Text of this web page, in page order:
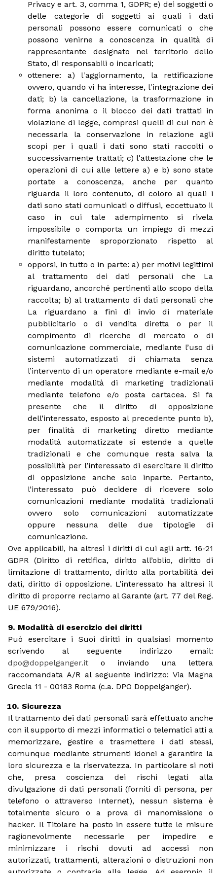
Privacy e art. 3, comma 1, GDPR; e) dei soggetti o
delle categorie di soggetti ai quali i dati
personali possono essere comunicati o che
possono venirne a conoscenza in qualità di
rappresentante designato nel territorio dello
Stato, di responsabili o incaricati;
ottenere: a) l'aggiornamento, la rettificazione
ovvero, quando vi ha interesse, l'integrazione dei
dati; b) la cancellazione, la trasformazione in
forma anonima o il blocco dei dati trattati in
violazione di legge, compresi quelli di cui non è
necessaria la conservazione in relazione agli
scopi per i quali i dati sono stati raccolti o
successivamente trattati; c) l'attestazione che le
operazioni di cui alle lettere a) e b) sono state
portate a conoscenza, anche per quanto
riguarda il loro contenuto, di coloro ai quali i
dati sono stati comunicati o diffusi, eccettuato il
caso in cui tale adempimento si rivela
impossibile o comporta un impiego di mezzi
manifestamente sproporzionato rispetto al
diritto tutelato;
opporsi, in tutto o in parte: a) per motivi legittimi
al trattamento dei dati personali che La
riguardano, ancorché pertinenti allo scopo della
raccolta; b) al trattamento di dati personali che
La riguardano a fini di invio di materiale
pubblicitario o di vendita diretta o per il
compimento di ricerche di mercato o di
comunicazione commerciale, mediante l’uso di
sistemi automatizzati di chiamata senza
l’intervento di un operatore mediante e-mail e/o
mediante modalità di marketing tradizionali
mediante telefono e/o posta cartacea. Si fa
presente che il diritto di opposizione
dell’interessato, esposto al precedente punto b),
per finalità di marketing diretto mediante
modalità automatizzate si estende a quelle
tradizionali e che comunque resta salva la
possibilità per l’interessato di esercitare il diritto
di opposizione anche solo inparte. Pertanto,
l’interessato può decidere di ricevere solo
comunicazioni mediante modalità tradizionali
ovvero solo comunicazioni automatizzate
oppure nessuna delle due tipologie di
comunicazione.
Ove applicabili, ha altresì i diritti di cui agli artt. 16-21
GDPR (Diritto di rettifica, diritto all’oblio, diritto di
limitazione di trattamento, diritto alla portabilità dei
dati, diritto di opposizione. L’interessato ha altresì il
diritto di proporre reclamo al Garante (art. 77 del Reg.
UE 679/2016).
Modalità di esercizio dei diritti
Può esercitare i Suoi diritti in qualsiasi momento
scrivendo al seguente indirizzo email:
dpo@doppelganger.it o inviando una lettera
raccomandata A/R al seguente indirizzo: Via Magna
Grecia 11 - 00183 Roma (c.a. DPO Doppelganger).
Sicurezza
Il trattamento dei dati personali sarà effettuato anche
con il supporto di mezzi informatici o telematici atti a
memorizzare, gestire e trasmettere i dati stessi,
comunque mediante strumenti idonei a garantire la
loro sicurezza e la riservatezza. In particolare si noti
che, presa coscienza dei rischi legati alla
divulgazione di dati personali (forniti di persona, per
telefono o attraverso Internet), nessun sistema è
totalmente sicuro o a prova di manomissione o
hacker. Il Titolare ha posto in essere tutte le misure
ragionevolmente necessarie per impedire e
minimizzare i rischi dovuti ad accessi non
autorizzati, trattamenti, alterazioni o distruzioni non